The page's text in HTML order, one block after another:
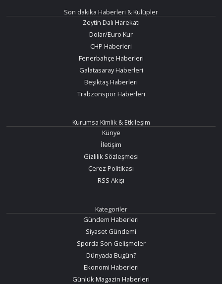
Son dakika Haberleri & Kulüpler
Zeytin Dalı Harekatı
Dolar/Euro Kur
CHP Haberleri
Fenerbahçe Haberleri
Galatasaray Haberleri
Beşiktaş Haberleri
Trabzonspor Haberleri
Kurumsa Kimlik & Etkileşim
Künye
İletişim
Gizlilik Sözleşmesi
Çerez Politikası
RSS Akışı
Kategoriler
Gündem Haberleri
Siyaset Gündemi
Sporda Son Gelişmeler
Dünyada Bugün?
Ekonomi Haberleri
Günlük Magazin Haberleri